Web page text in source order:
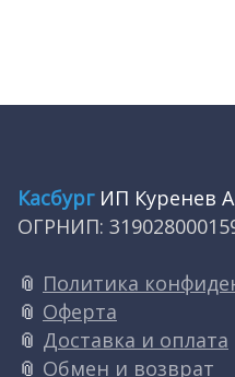
КасбургИП Куренев
ОГРНИП:
📎 Политика
📎 Оферта
📎 Доставка и оплата
📎 Обмен и возврат